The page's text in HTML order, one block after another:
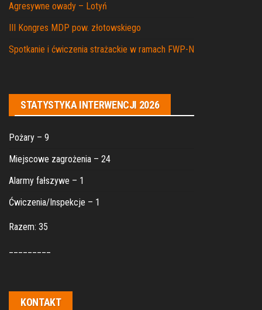
Agresywne owady – Lotyń
III Kongres MDP pow. złotowskiego
Spotkanie i ćwiczenia strażackie w ramach FWP-N
STATYSTYKA INTERWENCJI 2026
Pożary – 9
Miejscowe zagrożenia – 24
Alarmy fałszywe – 1
Ćwiczenia/Inspekcje – 1
Razem: 35
KONTAKT